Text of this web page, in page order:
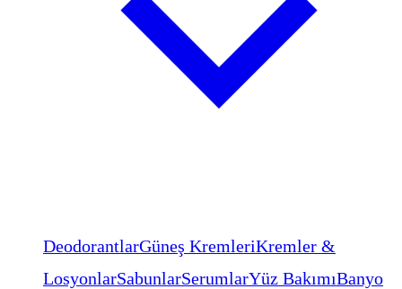
DeodorantlarGüneş KremleriKremler &
LosyonlarSabunlarSerumlarYüz BakımıBanyo